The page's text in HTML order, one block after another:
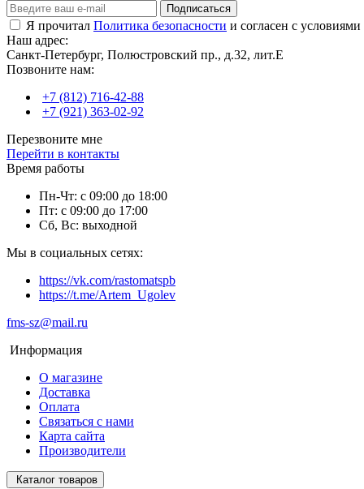
Подписаться
Я прочитал Политика безопасности и согласен с условиями
Наш адрес:
Санкт-Петербург, Полюстровский пр., д.32, лит.Е
Позвоните нам:
+7 (812) 716-42-88
+7 (921) 363-02-92
Перезвоните мне
Перейти в контакты
Время работы
Пн-Чт: с 09:00 до 18:00
Пт: с 09:00 до 17:00
Сб, Вс: выходной
Мы в социальных сетях:
https://vk.com/rastomatspb
https://t.me/Artem_Ugolev
fms-sz@mail.ru
Информация
О магазине
Доставка
Оплата
Связаться с нами
Карта сайта
Производители
Каталог товаров